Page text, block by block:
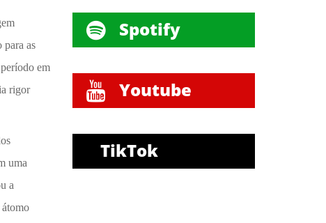
para as
em
rigor
uma
a
Spotify
Youtube
TikTok